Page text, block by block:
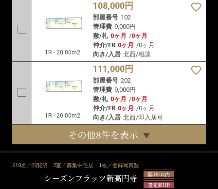
1R - 20.00m2
108,000円
部屋番号 102
管理費 9,000円
敷/礼 0ヶ月 /0ヶ月
仲介/FR 0ヶ月 /0ヶ月
向き/入居 北西/相談
1R - 20.00m2
111,000円
部屋番号 202
管理費 9,000円
敷/礼 0ヶ月 /0ヶ月
仲介/FR 0ヶ月 /0ヶ月
向き/入居 北西/即入居可
その他8件を表示
610名／閲覧済 2室／募集中住居 1枚／登録写真数
シーズンフラッツ新高円寺
築3年以内
還元率UP